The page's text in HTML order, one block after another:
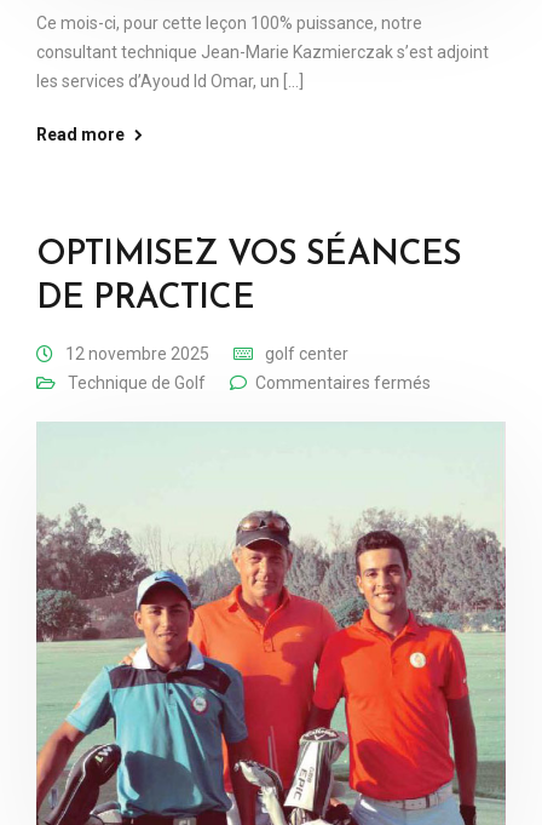
Ce mois-ci, pour cette leçon 100% puissance, notre
consultant technique Jean-Marie Kazmierczak s’est adjoint
les services d’Ayoud Id Omar, un [...]
Read more
OPTIMISEZ VOS SÉANCES
DE PRACTICE
12 novembre 2025
golf center
Technique de Golf
Commentaires fermés